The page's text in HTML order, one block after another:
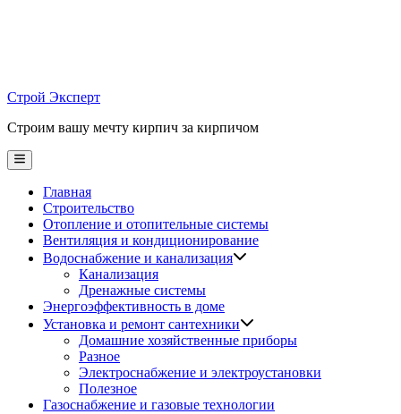
Строй Эксперт
Строим вашу мечту кирпич за кирпичом
Main
Menu
Главная
Строительство
Отопление и отопительные системы
Вентиляция и кондиционирование
Водоснабжение и канализация
Канализация
Дренажные системы
Энергоэффективность в доме
Установка и ремонт сантехники
Домашние хозяйственные приборы
Разное
Электроснабжение и электроустановки
Полезное
Газоснабжение и газовые технологии